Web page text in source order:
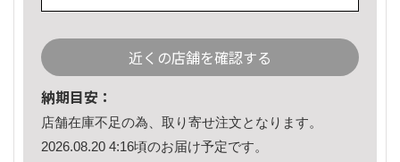
近くの店舗を確認する
納期目安：
店舗在庫不足の為、取り寄せ注文となります。
2026.08.20 4:16頃のお届け予定です。